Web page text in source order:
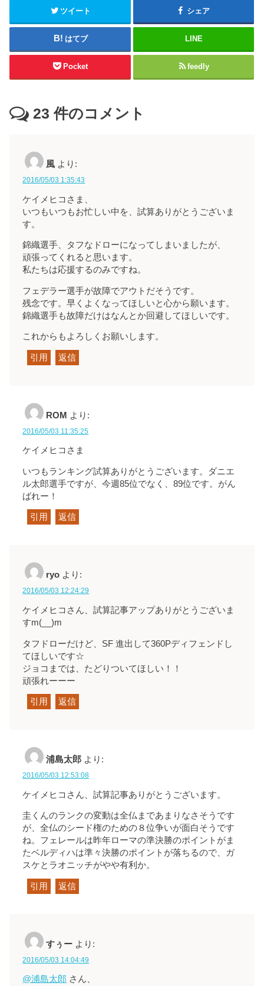
ツイート シェア
はてブ LINE
Pocket feedly
23 件のコメント
風 より:
2016/05/03 1:35:43
ケイメヒコさま、
いつもいつもお忙しい中を、試算ありがとうございま
す。
錦織選手、タフなドローになってしまいましたが、
頑張ってくれると思います。
私たちは応援するのみですね。
フェデラー選手が故障でアウトだそうです。
残念です。早くよくなってほしいと心から願います。
錦織選手も故障だけはなんとか回避してほしいです。
これからもよろしくお願いします。
引用 返信
ROM より:
2016/05/03 11:35:25
ケイメヒコさま
いつもランキング試算ありがとうございます。ダニエ
ル太郎選手ですが、今週85位でなく、89位です。がん
ばれー！
引用 返信
ryo より:
2016/05/03 12:24:29
ケイメヒコさん、試算記事アップありがとうございま
すm(__)m
タフドローだけど、SF 進出して360Pディフェンドし
てほしいです☆
ジョコまでは、たどりついてほしい！！
頑張れーーー
引用 返信
浦島太郎 より:
2016/05/03 12:53:08
ケイメヒコさん、試算記事ありがとうございます。
圭くんのランクの変動は全仏まであまりなさそうです
が、全仏のシード権のための８位争いが面白そうです
ね。フェレールは昨年ローマの準決勝のポイントがま
たベルディハは準々決勝のポイントが落ちるので、ガ
スケとラオニッチがやや有利か。
引用 返信
すぅー より:
2016/05/03 14:04:49
@浦島太郎 さん、